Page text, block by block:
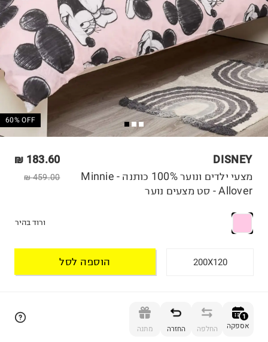
60% OFF
DISNEY
183.60 ₪
459.00 ₪
מצעי ילדים ונוער 100% כותנה - Minnie
Allover - סט מצעים נוער
ורוד בהיר
200X120 הוספה לסל
1
אספקה החלפה החזרה מתנה